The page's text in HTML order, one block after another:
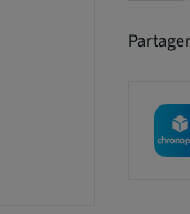
Partager